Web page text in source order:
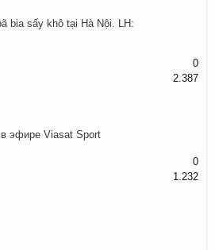
bia sấy khô tại Hà Nội. LH:
0
2.387
эфире Viasat Sport
0
1.232